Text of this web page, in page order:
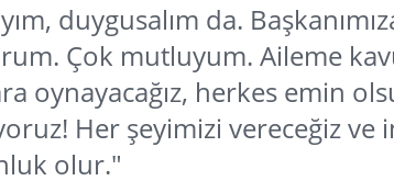
duygusalım da.
Çok mutluyum. Aileme
oynayacağız, herkes emin
Her şeyimizi vereceğiz ve
olur."